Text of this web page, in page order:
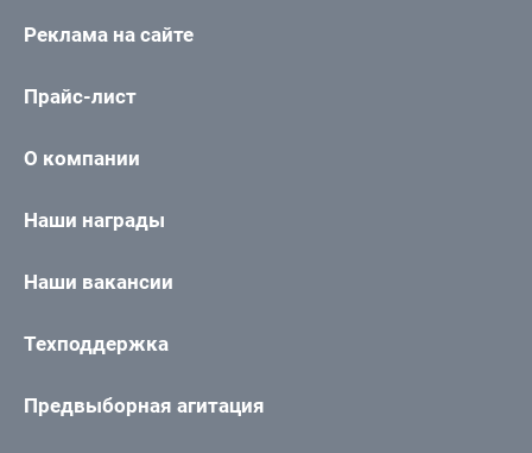
Реклама на сайте
Прайс-лист
О компании
Наши награды
Наши вакансии
Техподдержка
Предвыборная агитация